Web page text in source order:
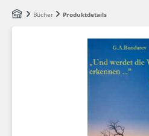
Zum Hauptinhalt springen
Bücher Produktdetails